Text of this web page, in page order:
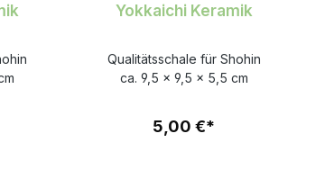
Yokkaichi Keramik
Qualitätsschale für Shohin
ca. 9,5 x 9,5 x 5,5 cm
5,00 €*